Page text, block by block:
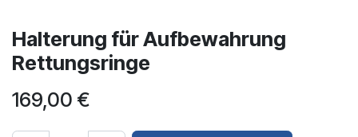
Halterung für Aufbewahrung
Rettungsringe
169,00 €